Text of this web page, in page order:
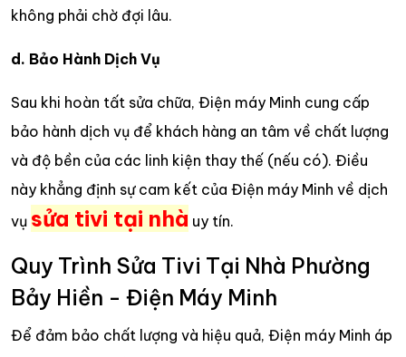
không phải chờ đợi lâu.
d. Bảo Hành Dịch Vụ
Sau khi hoàn tất sửa chữa, Điện máy Minh cung cấp
bảo hành dịch vụ để khách hàng an tâm về chất lượng
và độ bền của các linh kiện thay thế (nếu có). Điều
này khẳng định sự cam kết của Điện máy Minh về dịch
vụ sửa tivi tại nhà uy tín.
Quy Trình Sửa Tivi Tại Nhà Phường
Bảy Hiền - Điện Máy Minh
Để đảm bảo chất lượng và hiệu quả, Điện máy Minh áp